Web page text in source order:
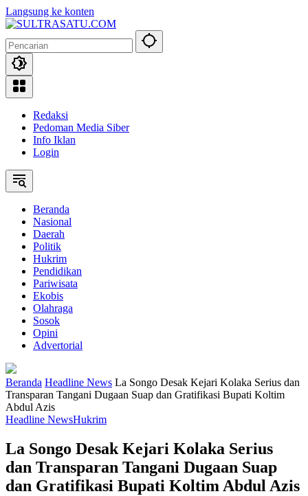
Langsung ke konten
Redaksi
Pedoman Media Siber
Info Iklan
Login
Beranda
Nasional
Daerah
Politik
Hukrim
Pendidikan
Pariwisata
Ekobis
Olahraga
Sosok
Opini
Advertorial
Beranda Headline News La Songo Desak Kejari Kolaka Serius dan
Transparan Tangani Dugaan Suap dan Gratifikasi Bupati Koltim
Abdul Azis
Headline NewsHukrim
La Songo Desak Kejari Kolaka Serius
dan Transparan Tangani Dugaan Suap
dan Gratifikasi Bupati Koltim Abdul Azis